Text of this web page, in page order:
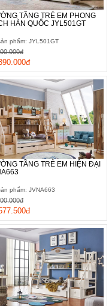
TẦNG TRẺ EM PHONG
HÀN QUỐC JYL501GT
phẩm: JYL501GT
TẦNG TRẺ EM HIỆN ĐẠI
phẩm: JVNA663